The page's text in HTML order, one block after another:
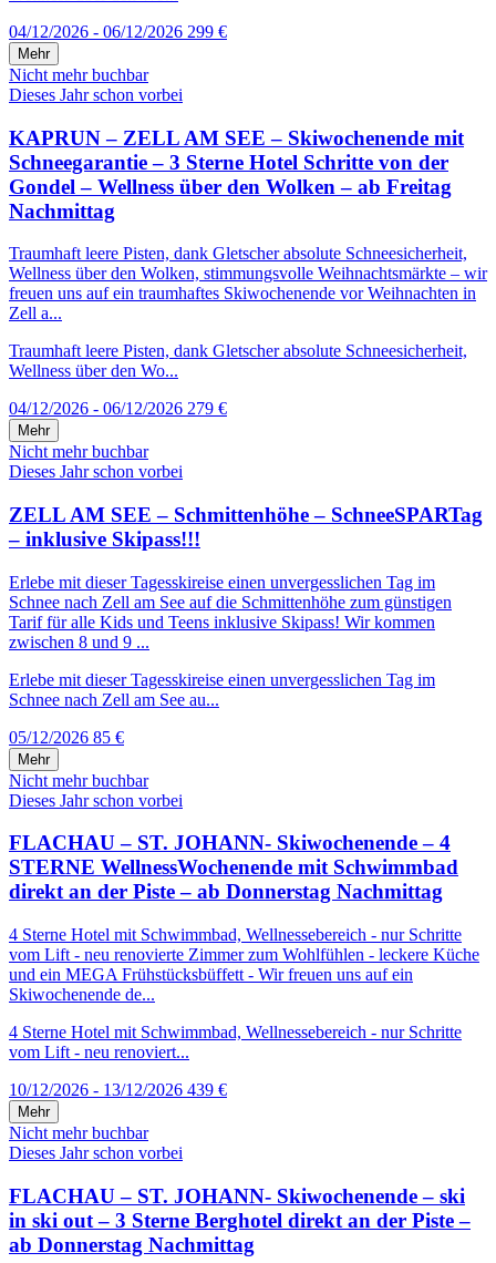
04/12/2026 - 06/12/2026 299 €
Mehr
Nicht mehr buchbar
Dieses Jahr schon vorbei
KAPRUN – ZELL AM SEE – Skiwochenende mit
Schneegarantie – 3 Sterne Hotel Schritte von der
Gondel – Wellness über den Wolken – ab Freitag
Nachmittag
Traumhaft leere Pisten, dank Gletscher absolute Schneesicherheit,
Wellness über den Wolken, stimmungsvolle Weihnachtsmärkte – wir
freuen uns auf ein traumhaftes Skiwochenende vor Weihnachten in
Zell a...
Traumhaft leere Pisten, dank Gletscher absolute Schneesicherheit,
Wellness über den Wo...
04/12/2026 - 06/12/2026 279 €
Mehr
Nicht mehr buchbar
Dieses Jahr schon vorbei
ZELL AM SEE – Schmittenhöhe – SchneeSPARTag
– inklusive Skipass!!!
Erlebe mit dieser Tagesskireise einen unvergesslichen Tag im
Schnee nach Zell am See auf die Schmittenhöhe zum günstigen
Tarif für alle Kids und Teens inklusive Skipass! Wir kommen
zwischen 8 und 9 ...
Erlebe mit dieser Tagesskireise einen unvergesslichen Tag im
Schnee nach Zell am See au...
05/12/2026 85 €
Mehr
Nicht mehr buchbar
Dieses Jahr schon vorbei
FLACHAU – ST. JOHANN- Skiwochenende – 4
STERNE WellnessWochenende mit Schwimmbad
direkt an der Piste – ab Donnerstag Nachmittag
4 Sterne Hotel mit Schwimmbad, Wellnessebereich - nur Schritte
vom Lift - neu renovierte Zimmer zum Wohlfühlen - leckere Küche
und ein MEGA Frühstücksbüffett - Wir freuen uns auf ein
Skiwochenende de...
4 Sterne Hotel mit Schwimmbad, Wellnessebereich - nur Schritte
vom Lift - neu renoviert...
10/12/2026 - 13/12/2026 439 €
Mehr
Nicht mehr buchbar
Dieses Jahr schon vorbei
FLACHAU – ST. JOHANN- Skiwochenende – ski
in ski out – 3 Sterne Berghotel direkt an der Piste –
ab Donnerstag Nachmittag